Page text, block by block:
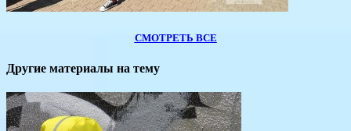
СМОТРЕТЬ ВСЕ
Другие материалы на тему